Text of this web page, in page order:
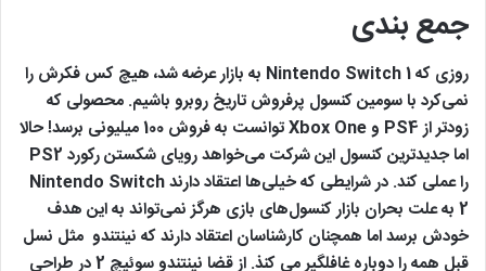
جمع بندی
روزی که Nintendo Switch 1 به بازار عرضه شد، هیچ کس فکرش را
نمی‌کرد با سومین کنسول پرفروش‌ تاریخ روبرو باشیم. محصولی که
زودتر از PS4 و Xbox One توانست به فروش 100 میلیونی برسد! حالا
اما جدیدترین کنسول این شرکت می‌خواهد رویای شکستن رکورد PS2
را عملی کند. در شرایطی که خیلی‌ها اعتقاد دارند Nintendo Switch
2 به علت بحران بازار کنسول‌های بازی هرگز نمی‌تواند به این هدف
خودش برسد اما همچنان کارشناسان اعتقاد دارند که نینتندو مثل نسل
قبل همه را دوباره غافلگیر می کنذ. از قضا نینتندو سوئیچ 2 در طراحی